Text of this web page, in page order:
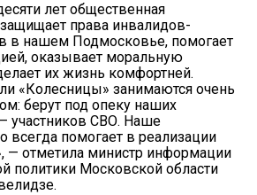
лет общественная
права инвалидов-
в нашем Подмосковье, помогает
оказывает моральную
их жизнь комфортней.
«Колесницы» занимаются очень
берут под опеку наших
участников СВО. Наше
всегда помогает в реализации
— отметила министр информации
политики Московской области